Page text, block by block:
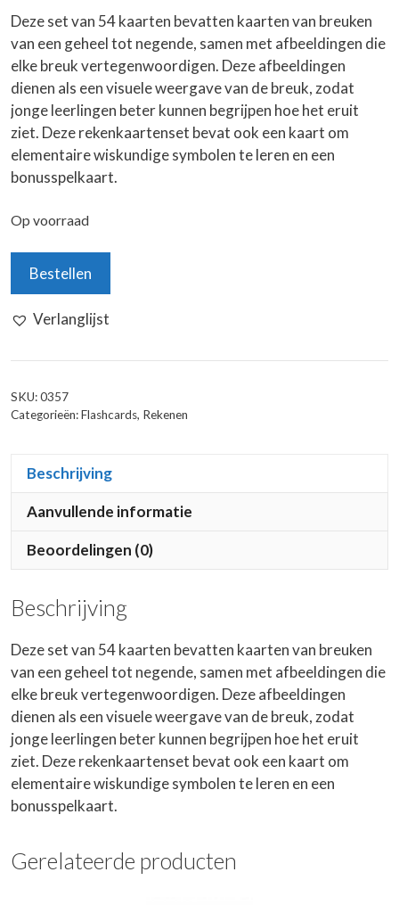
Deze set van 54 kaarten bevatten kaarten van breuken
van een geheel tot negende, samen met afbeeldingen die
elke breuk vertegenwoordigen. Deze afbeeldingen
dienen als een visuele weergave van de breuk, zodat
jonge leerlingen beter kunnen begrijpen hoe het eruit
ziet. Deze rekenkaartenset bevat ook een kaart om
elementaire wiskundige symbolen te leren en een
bonusspelkaart.
Op voorraad
Breuken
een
een
negende
Bestellen
Verlanglijst
SKU:0357
Categorieën:Flashcards, Rekenen
Beschrijving
Aanvullende informatie
Beoordelingen (0)
Beschrijving
Deze set van 54 kaarten bevatten kaarten van breuken
van een geheel tot negende, samen met afbeeldingen die
elke breuk vertegenwoordigen. Deze afbeeldingen
dienen als een visuele weergave van de breuk, zodat
jonge leerlingen beter kunnen begrijpen hoe het eruit
ziet. Deze rekenkaartenset bevat ook een kaart om
elementaire wiskundige symbolen te leren en een
bonusspelkaart.
Gerelateerde producten